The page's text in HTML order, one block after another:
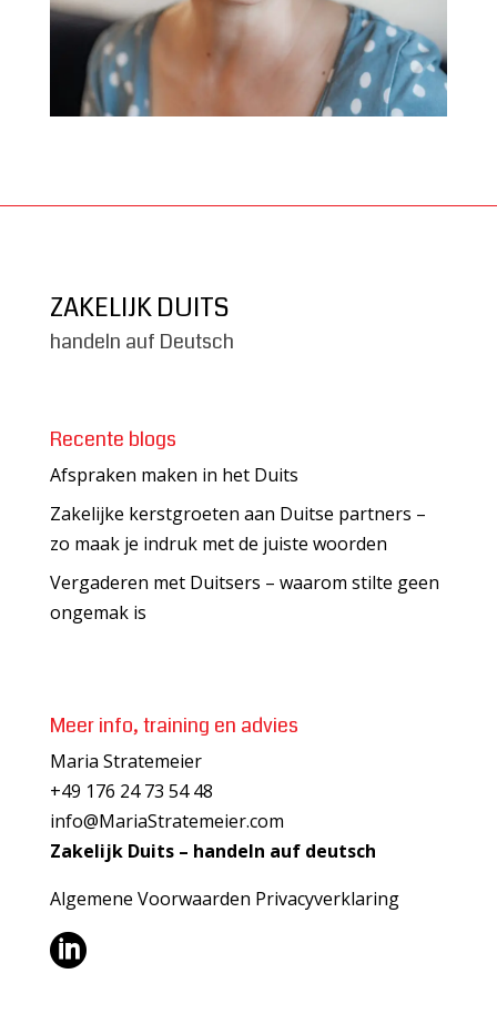
ZAKELIJK DUITS
handeln auf Deutsch
Recente blogs
Afspraken maken in het Duits
Zakelijke kerstgroeten aan Duitse partners –
zo maak je indruk met de juiste woorden
Vergaderen met Duitsers – waarom stilte geen
ongemak is
Meer info, training en advies
Maria Stratemeier
+49 176 24 73 54 48
info@MariaStratemeier.com
Zakelijk Duits – handeln auf deutsch
Algemene Voorwaarden Privacyverklaring
